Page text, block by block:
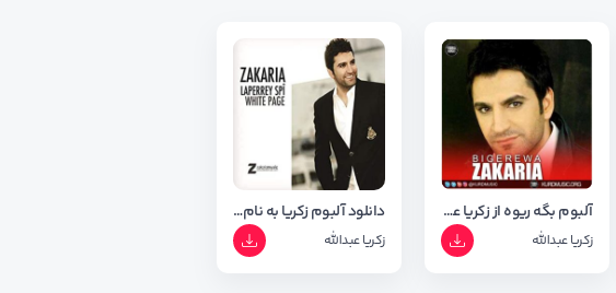
آلبوم بگه ریوه از زکریا عبدالله با کیفیت ۳۲۰ اورجینال
زکریا عبدالله
دانلود آلبوم زکریا به نام لاپه ری سپی + کیفیت ۳۲۰
زکریا عبدالله